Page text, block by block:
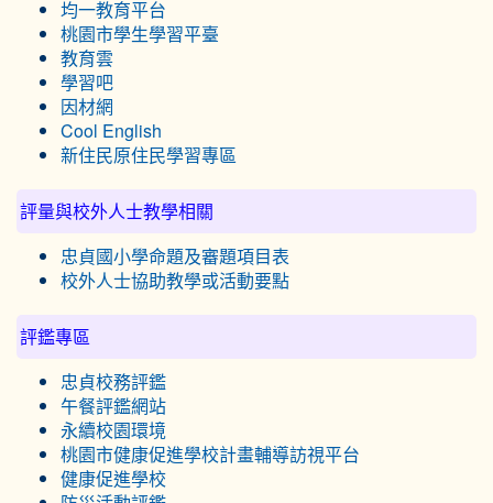
均一教育平台
桃園市學生學習平臺
教育雲
學習吧
因材網
Cool English
新住民原住民學習專區
評量與校外人士教學相關
忠貞國小學命題及審題項目表
校外人士協助教學或活動要點
評鑑專區
忠貞校務評鑑
午餐評鑑網站
永續校園環境
桃園市健康促進學校計畫輔導訪視平台
健康促進學校